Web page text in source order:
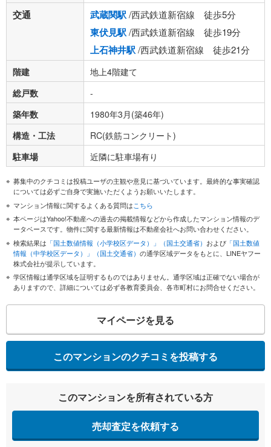
交通 武蔵関駅/西武鉄道新宿線 徒歩5分
東伏見駅/西武鉄道新宿線 徒歩19分
上石神井駅/西武鉄道新宿線 徒歩21分
階建
地上4階建て
総戸数
-
築年数
1980年3月(築46年)
構造・工法
RC(鉄筋コンクリート)
駐車場
近隣に駐車場有り
募集中のクチコミは投稿ユーザの主観や意見に基づいています。最終的な事実確認
については必ずご自身で実施いただくようお願いいたします。
マンション情報に関するよくある質問はこちら
本ページはYahoo!不動産への過去の掲載情報などから作成したマンション情報のデ
ータベースです。物件に関する最新情報は不動産会社へお問い合わせください。
検索結果は 「国土数値情報（小学校区データ）」（国土交通省） および 「国土数値
情報（中学校区データ）」（国土交通省） の通学区域データをもとに、LINEヤフー
株式会社が提示しています。
学区情報は通学区域を証明するものではありません。通学区域は正確でない場合が
ありますので、詳細については必ず各教育委員会、各市町村にお問合せください。
マイページを見る
このマンションのクチコミを投稿する
このマンションを所有されている方
売却査定を依頼する